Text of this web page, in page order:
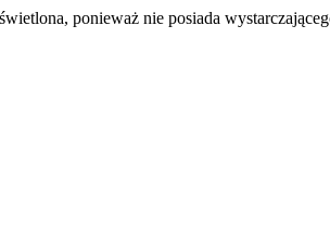
ponieważ nie posiada